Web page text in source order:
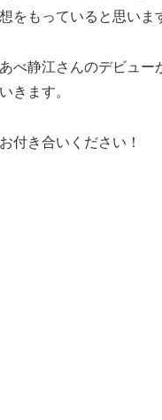
をもっていると思いま
べ静江さんのデビュー
きます。
付き合いください！